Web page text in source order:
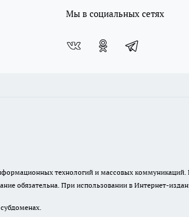
Мы в социальных сетях
технологий и массовых
обязательна. При использовании в Интернет-